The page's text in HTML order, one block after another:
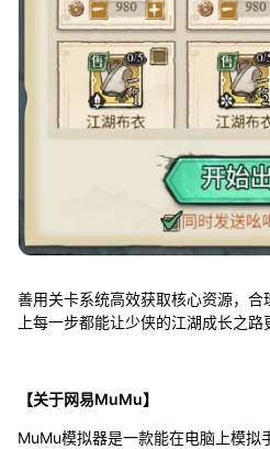
善用关卡系统高效获取核心资源，合
上每一步都能让少侠的江湖成长之路
【关于网易MuMu】
MuMu模拟器是一款能在电脑上模拟